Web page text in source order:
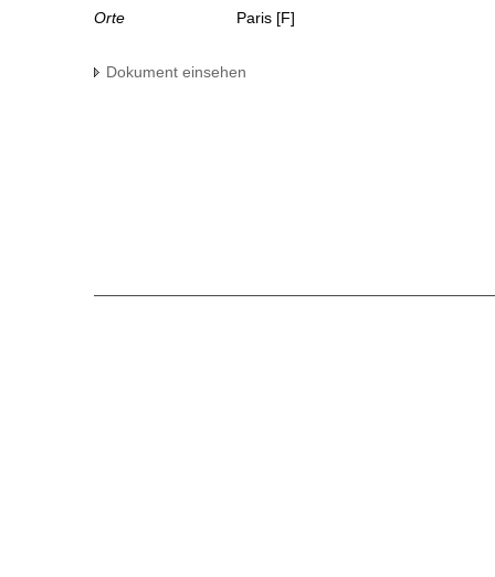
Orte
Paris [F]
Dokument einsehen